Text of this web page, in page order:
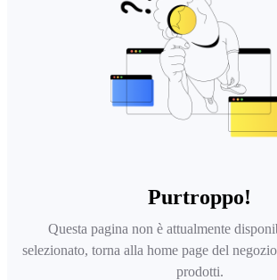
Purtroppo!
Questa pagina non è attualmente
selezionato, torna alla home page del
prodotti.